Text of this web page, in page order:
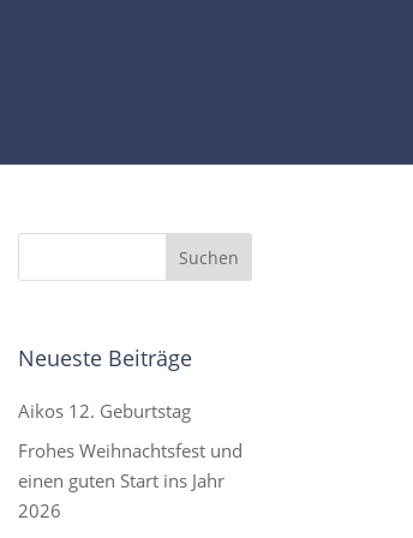
Neueste Beiträge
Aikos 12. Geburtstag
Frohes Weihnachtsfest und
einen guten Start ins Jahr
2026